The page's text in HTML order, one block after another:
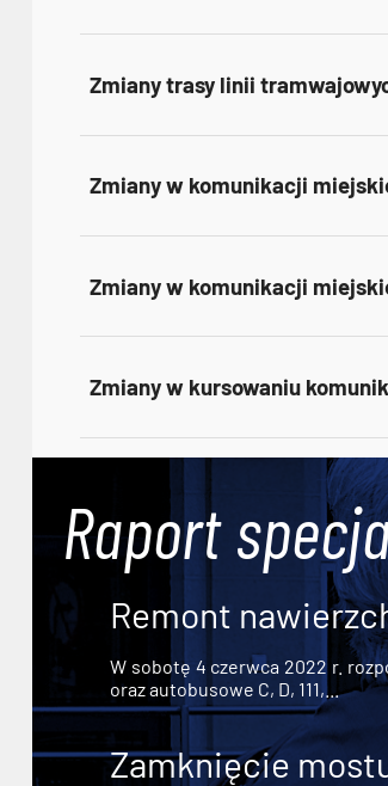
Zmiany trasy linii
Zmiany w komunikacji
Zmiany w komunikacji
Zmiany w kursowaniu
Raport
Remont
W sobotę 4 czerwca 2022 r.
oraz autobusowe C, D, 111,...
Zamknięcie